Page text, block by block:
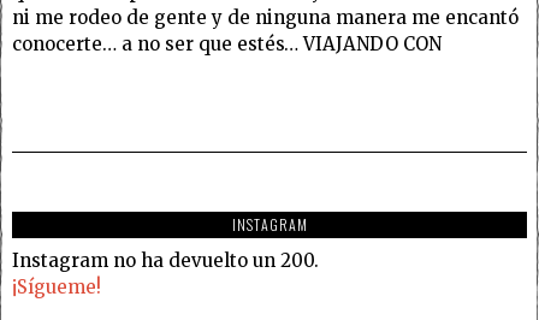
ni me rodeo de gente y de ninguna manera me encantó
conocerte… a no ser que estés… VIAJANDO CON
INSTAGRAM
Instagram no ha devuelto un 200.
¡Sígueme!